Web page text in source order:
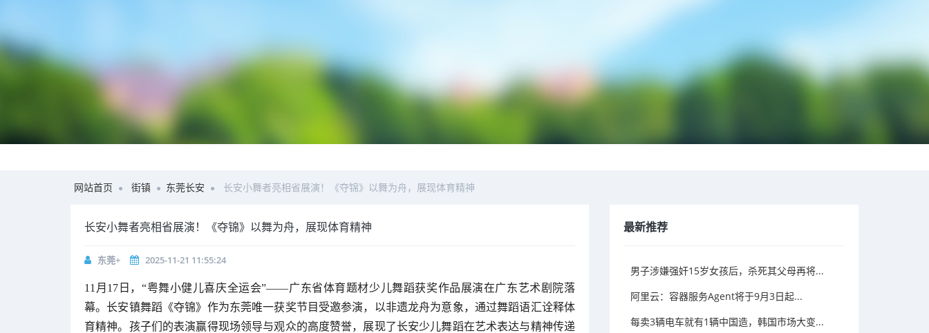
网站首页 街镇 东莞长安 长安小舞者亮相省展演！《夺锦》以舞为舟，展现体育精神
长安小舞者亮相省展演！《夺锦》以舞为舟，展现体育精神
东莞+ 2025-11-21 11:55:24
11月17日，“粤舞小健儿喜庆全运会”——广东省体育题材少儿舞蹈获奖作品展演在广东艺术剧院落
幕。长安镇舞蹈《夺锦》作为东莞唯一获奖节目受邀参演，以非遗龙舟为意象，通过舞蹈语汇诠释体
育精神。孩子们的表演赢得现场领导与观众的高度赞誉，展现了长安少儿舞蹈在艺术表达与精神传递
最新推荐
男子涉嫌强奸15岁女孩后，杀死其父母再将...
阿里云：容器服务Agent将于9月3日起...
每卖3辆电车就有1辆中国造，韩国市场大变...